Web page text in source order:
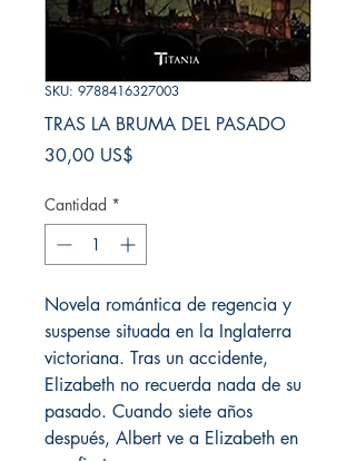
SKU: 9788416327003
TRAS LA BRUMA DEL PASADO
30,00 US$
Cantidad *
Novela romántica de regencia y
suspense situada en la Inglaterra
victoriana. Tras un accidente,
Elizabeth no recuerda nada de su
pasado. Cuando siete años
después, Albert ve a Elizabeth en